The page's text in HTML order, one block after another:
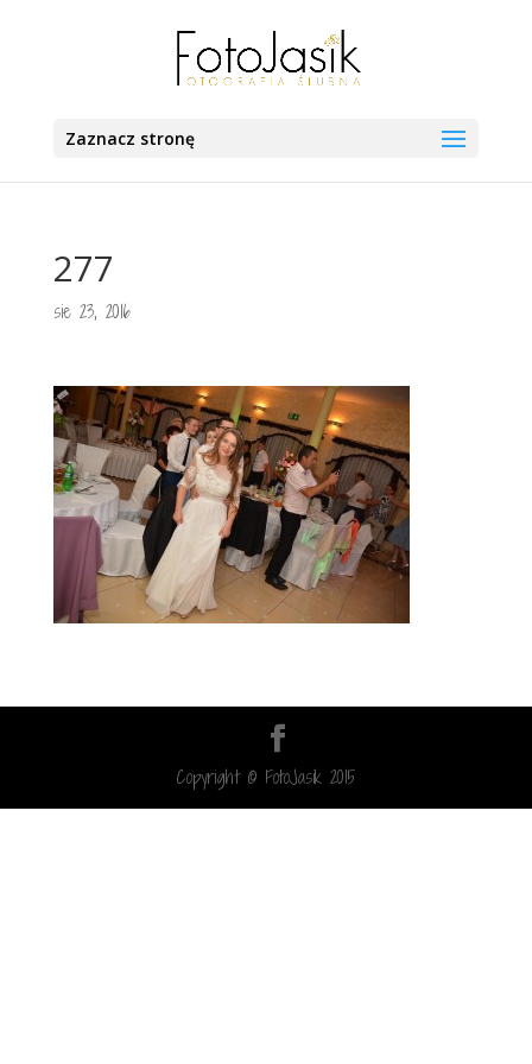
Zaznacz stronę
277
sie 23, 2016
Copyright © FotoJasik 2015